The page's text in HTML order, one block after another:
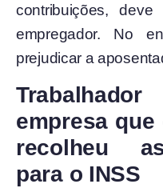
contribuições,
empregador. No
prejudicar a
empresa
recolheu
para o INSS